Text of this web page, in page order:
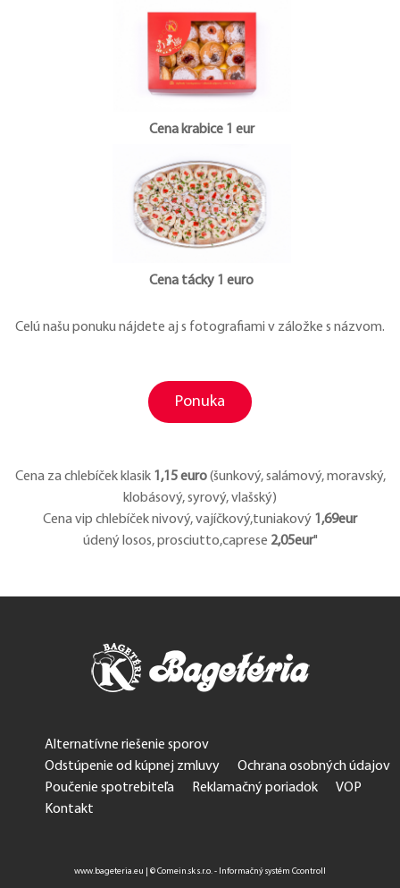
Cena krabice 1 eur
Cena tácky 1 euro
Celú našu ponuku nájdete aj s fotografiami v záložke s názvom.
Ponuka
Cena za chlebíček klasik 1,15 euro(šunkový, salámový, moravský,
klobásový, syrový, vlašský)
Cena vip chlebíček nivový, vajíčkový,tuniakový 1,69eur
údený losos, prosciutto,caprese 2,05eur"
Alternatívne riešenie sporov
Odstúpenie od kúpnej zmluvy
Ochrana osobných údajov
Poučenie spotrebiteľa
Reklamačný poriadok
VOP
Kontakt
www.bageteria.eu © Comein.sk s.r.o. - Informačný systém Ccontroll